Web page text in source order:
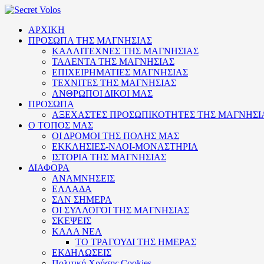
ΑΡΧΙΚΗ
ΠΡΟΣΩΠΑ ΤΗΣ ΜΑΓΝΗΣΙΑΣ
ΚΑΛΛΙΤΕΧΝΕΣ ΤΗΣ ΜΑΓΝΗΣΙΑΣ
ΤΑΛΕΝΤΑ ΤΗΣ ΜΑΓΝΗΣΙΑΣ
ΕΠΙΧΕΙΡΗΜΑΤΙΕΣ ΜΑΓΝΗΣΙΑΣ
ΤΕΧΝΙΤΕΣ ΤΗΣ ΜΑΓΝΗΣΙΑΣ
ΑΝΘΡΩΠΟΙ ΔΙΚΟΙ ΜΑΣ
ΠΡΟΣΩΠΑ
ΑΞΕΧΑΣΤΕΣ ΠΡΟΣΩΠΙΚΟΤΗΤΕΣ ΤΗΣ
Ο ΤΟΠΟΣ ΜΑΣ
ΟΙ ΔΡΟΜΟΙ ΤΗΣ ΠΟΛΗΣ ΜΑΣ
ΕΚΚΛΗΣΙΕΣ-ΝΑΟΙ-ΜΟΝΑΣΤΗΡΙΑ
ΙΣΤΟΡΙΑ ΤΗΣ ΜΑΓΝΗΣΙΑΣ
ΔΙΑΦΟΡΑ
ΑΝΑΜΝΗΣΕΙΣ
ΕΛΛΑΔΑ
ΣΑΝ ΣΗΜΕΡΑ
ΟΙ ΣΥΛΛΟΓΟΙ ΤΗΣ ΜΑΓΝΗΣΙΑΣ
ΣΚΕΨΕΙΣ
ΚΑΛΑ ΝΕΑ
ΤΟ ΤΡΑΓΟΥΔΙ ΤΗΣ ΗΜΕΡΑΣ
ΕΚΔΗΛΩΣΕΙΣ